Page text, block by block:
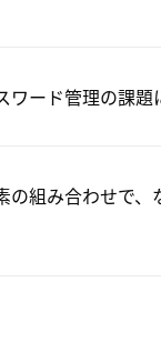
ワード管理の課
の組み合わせで